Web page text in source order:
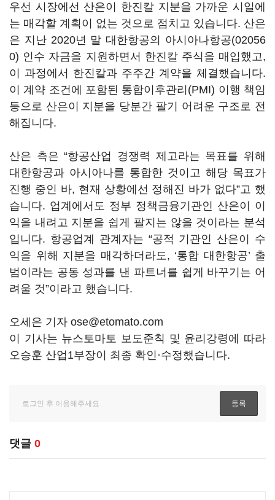
우선 시장에선 산은이 한진칼 지분을 가까운 시일에
는 매각할 계획이 없는 것으로 점치고 있습니다. 산은
은 지난 2020년 말 대한항공의 아시아나항공(02056
0) 인수 자금을 지원하면서 한진칼 주식을 매입했고,
이 과정에서 한진칼과 주주간 계약을 체결했습니다.
이 계약 조건에 포함된 통합이후관리(PMI) 이행 책임
등으로 산은이 지분을 당분간 팔기 어려운 구조로 전
해집니다.
산은 측은 “항공산업 경쟁력 제고라는 목표를 위해
대한항공과 아시아나를 통합한 것이고 해당 목표가
진행 중인 바, 현재 상황에선 정해진 바가 없다”고 했
습니다. 업계에서도 정부 정책금융기관인 산은이 이
익을 내려고 지분을 쉽게 팔지는 않을 것이라는 분석
입니다. 항공업계 관계자는 “공적 기관인 산은이 수
익을 위해 지분을 매각하더라도, ‘통합 대한항공’ 출
범이라는 공동 성과를 낸 파트너를 쉽게 바꾸기는 어
려울 것”이라고 했습니다.
오세은 기자 ose@etomato.com
이 기사는 뉴스토마토 보도준칙 및 윤리강령에 따라
오승훈 산업1부장이 최종 확인·수정했습니다.
댓글 0